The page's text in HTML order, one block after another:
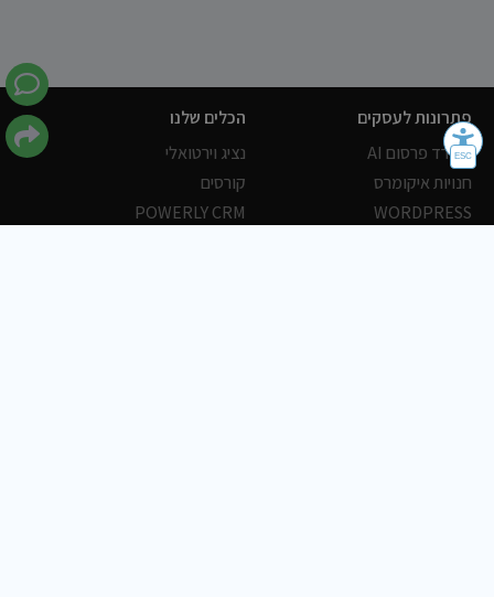
פתרונות לעסקים
משרד פרסום AI
חנויות איקומרס
WORDPRESS
הכלים שלנו
נציג וירטואלי
קורסים
POWERLY CRM